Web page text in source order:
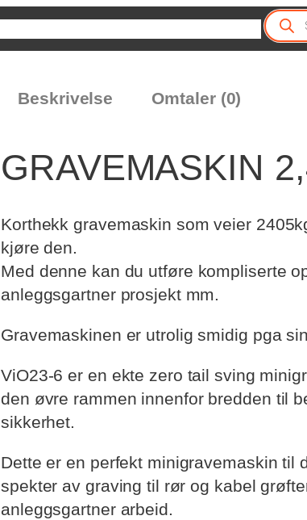
P
r
o
c
Beskrivelse Omtaler (0)
GRAVEMASKIN
Korthekk gravemaskin som veier
kjøre den.
Med denne kan du utføre kompliserte
anleggsgartner prosjekt mm.
Gravemaskinen er utrolig smidig pga
ViO23-6 er en ekte zero tail sving
den øvre rammen innenfor bredden til
sikkerhet.
Dette er en perfekt minigravemaskin til
spekter av graving til rør og kabel
anleggsgartner arbeid.